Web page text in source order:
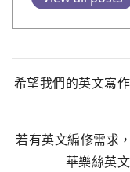
希望我們的英文寫
若有英文編修需求
華樂絲英